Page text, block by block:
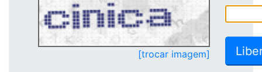
[trocar imagem]